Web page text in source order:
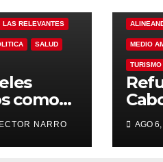
LAS RELEVANTES
SALUD
como
Los
NARRO
MEDIO
TURISMO
de
AGO